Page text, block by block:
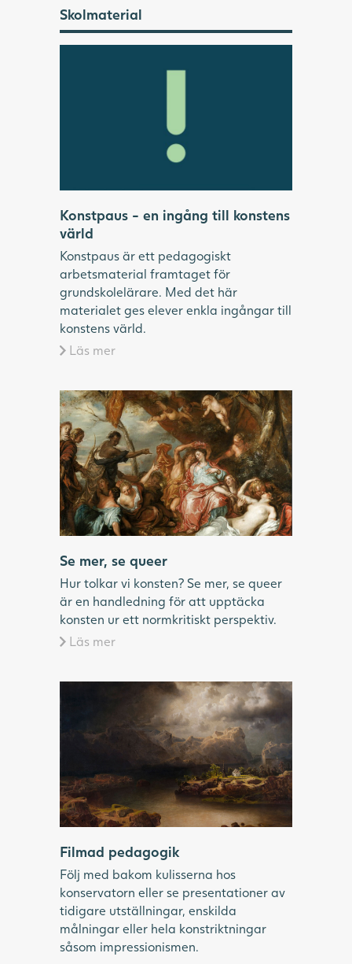
Skolmaterial
Konstpaus - en ingång till konstens
värld
Konstpaus är ett pedagogiskt
arbetsmaterial framtaget för
grundskolelärare. Med det här
materialet ges elever enkla ingångar till
konstens värld.
Läs mer
Se mer, se queer
Hur tolkar vi konsten? Se mer, se queer
är en handledning för att upptäcka
konsten ur ett normkritiskt perspektiv.
Läs mer
Målning av ett bergigt landskap med
dramatiska moln, mörkt vatten och en liten
vit kyrka.
Filmad pedagogik
Följ med bakom kulisserna hos
konservatorn eller se presentationer av
tidigare utställningar, enskilda
målningar eller hela konstriktningar
såsom impressionismen.